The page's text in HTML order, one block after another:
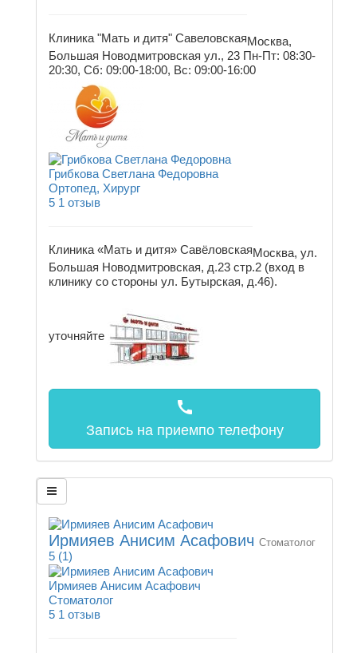
Клиника "Мать и дитя" СавеловскаяМосква,
Большая Новодмитровская ул., 23 Пн-Пт: 08:30-
20:30, Сб: 09:00-18:00, Вс: 09:00-16:00
Грибкова Светлана Федоровна
Ортопед, Хирург
5 1 отзыв
Клиника «Мать и дитя» СавёловскаяМосква, ул.
Большая Новодмитровская, д.23 стр.2 (вход в
клинику со стороны ул. Бутырская, д.46).
уточняйте
call
Запись на приемпо телефону
Ирмияев Анисим Асафович Стоматолог
5 (1)
Ирмияев Анисим Асафович
Стоматолог
5 1 отзыв